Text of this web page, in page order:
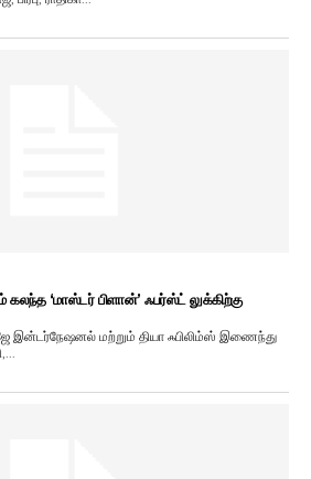
‘மாஸ்டர் பிளான்’ ஃபர்ஸ்ட் லுக்கிற்கு
இன்டர்நேஷனல் மற்றும் தியா ஃபிலிம்ஸ் இணைந்து